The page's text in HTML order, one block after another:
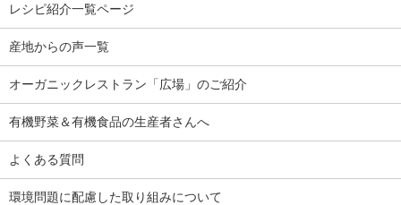
レシピ紹介一覧ページ
産地からの声一覧
オーガニックレストラン「広場」のご紹介
有機野菜＆有機食品の生産者さんへ
よくある質問
環境問題に配慮した取り組みについて